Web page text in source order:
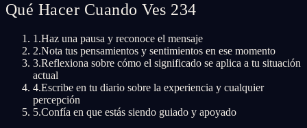
Qué Hacer Cuando Ves 234
1.Haz una pausa y reconoce el mensaje
2.Nota tus pensamientos y sentimientos en ese momento
3.Reflexiona sobre cómo el significado se aplica a tu situación
actual
4.Escribe en tu diario sobre la experiencia y cualquier
percepción
5.Confía en que estás siendo guiado y apoyado